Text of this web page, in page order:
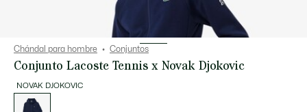
Chándal para hombre Conjuntos
Conjunto Lacoste Tennis x Novak Djokovic
NOVAK DJOKOVIC
variaciones